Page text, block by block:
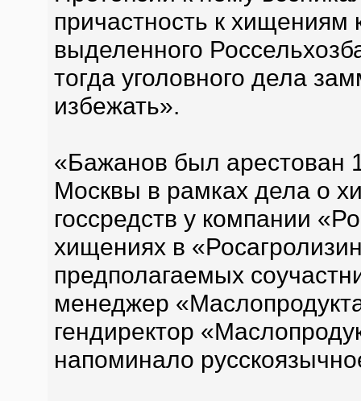
причастность к
выделенного
тогда уголовного дела
избежать».
«Бажанов был арестован
Москвы в рамках дела о
госсредств у компании
хищениях в
предполагаемых
менеджер
гендиректор
напоминало